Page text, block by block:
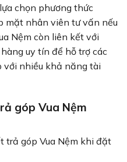
chọn phương thức
mặt nhân viên tư vấn nếu
Nệm còn liên kết với
uy tín để hỗ trợ các
với nhiều khả năng tài
góp Vua Nệm
trả góp Vua Nệm khi đặt